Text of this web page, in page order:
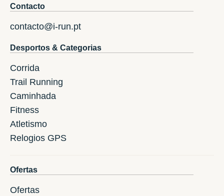
Contacto
contacto@i-run.pt
Desportos & Categorias
Corrida
Trail Running
Caminhada
Fitness
Atletismo
Relogios GPS
Ofertas
Ofertas